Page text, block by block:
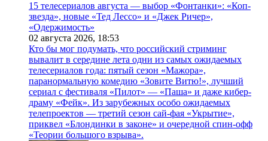
15 телесериалов августа — выбор «Фонтанки»: «Коп-
звезда», новые «Тед Лессо» и «Джек Ричер»,
«Одержимость»
02 августа 2026, 18:53
Кто бы мог подумать, что российский стриминг
вывалит в середине лета одни из самых ожидаемых
телесериалов года: пятый сезон «Мажора»,
паранормальную комедию «Зовите Витю!», лучший
сериал с фестиваля «Пилот» — «Паша» и даже кибер-
драму «Фейк». Из зарубежных особо ожидаемых
телепроектов — третий сезон сай-фая «Укрытие»,
приквел «Блондинки в законе» и очередной спин-офф
«Теории большого взрыва».